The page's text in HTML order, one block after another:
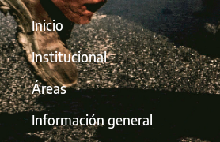
Inicio
Institucional
Áreas
Información general